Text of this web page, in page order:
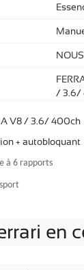
/ 3.6/
V8 / 3.6/ 400ch
+ autobloquant
à 6 rapports
en